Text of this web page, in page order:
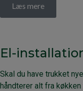
Læs mere
El-
Skal du have trukket
håndterer alt fra